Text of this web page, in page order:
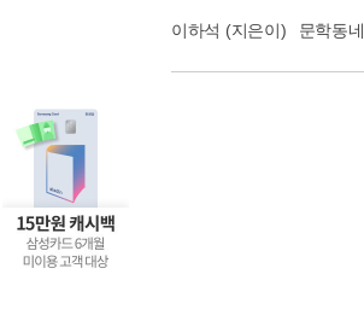
이하석 (지은이) 문학동네